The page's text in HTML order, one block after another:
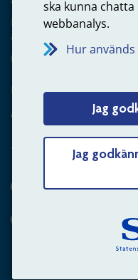
ska kunna
webbanalys.
Hur
Jag
Jag
Frågor om administration
anställning
060-18 75 03
Kontakta oss
Arbetsgivare –
Hitta svaret på din
Andra sätt att